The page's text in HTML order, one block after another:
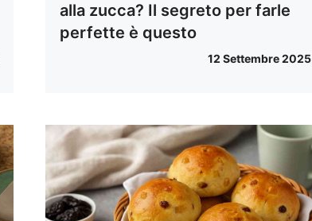
alla zucca? Il segreto per farle
perfette è questo
12 Settembre 2025